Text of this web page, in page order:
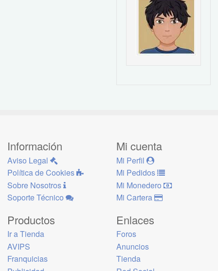
Información
Aviso Legal
Política de Cookies
Sobre Nosotros
Soporte Técnico
Mi cuenta
Mi Perfil
Mi Pedidos
Mi Monedero
Mi Cartera
Productos
Ir a Tienda
AVIPS
Franquicias
Enlaces
Foros
Anuncios
Tienda